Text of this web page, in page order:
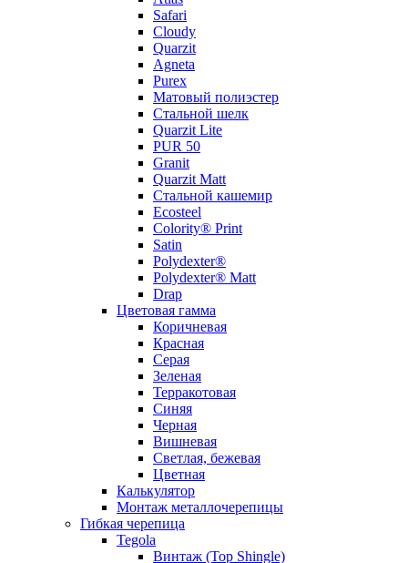
Safari
Cloudy
Quarzit
Agneta
Purex
Матовый полиэстер
Стальной шелк
Quarzit Lite
PUR 50
Granit
Quarzit Matt
Стальной кашемир
Ecosteel
Colority® Print
Satin
Polydexter®
Polydexter® Matt
Drap
Цветовая гамма
Коричневая
Красная
Серая
Зеленая
Терракотовая
Синяя
Черная
Вишневая
Светлая, бежевая
Цветная
Калькулятор
Монтаж металлочерепицы
Гибкая черепица
Tegola
Винтаж (Top Shingle)